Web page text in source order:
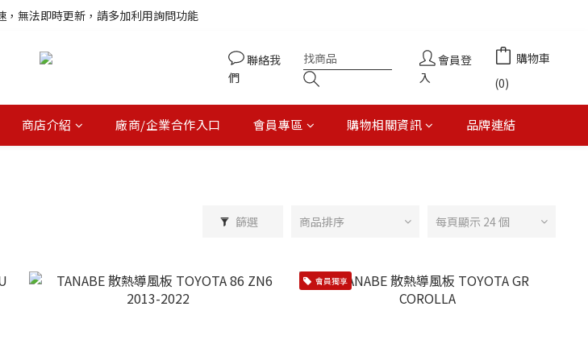
物金，歡迎加入享更多優惠
，無法即時更新，請多加利用詢問功能
聯絡我
們
會員登
入
購物車
(0)
商店介紹 廠商/企業合作入口 會員專區 購物相關資訊 品牌連結
篩選 商品排序 每頁顯示 24 個
會員獨享